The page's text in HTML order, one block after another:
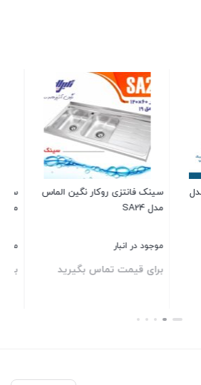
همسطح کرینی ایلیااستیل
قیمت تماس بگیرید 11,200,000 تومان